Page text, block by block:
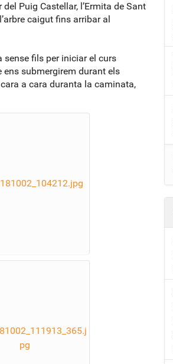
Puig Castellar, l’Ermita de Sant
caigut fins arribar al
sense fils per iniciar el curs
submergirem durant els
a cara duranta la caminata,
pg